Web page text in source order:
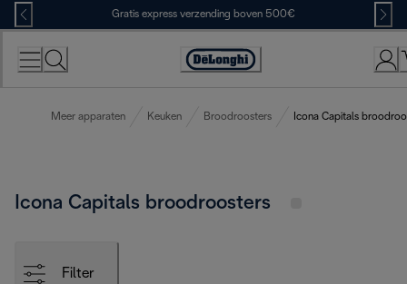
Skip
to
Content
Gratis express verzending boven 500€
Accessibility
Meer apparaten Keuken Broodroosters Icona Capitals
Icona Capitals broodroosters
Filter